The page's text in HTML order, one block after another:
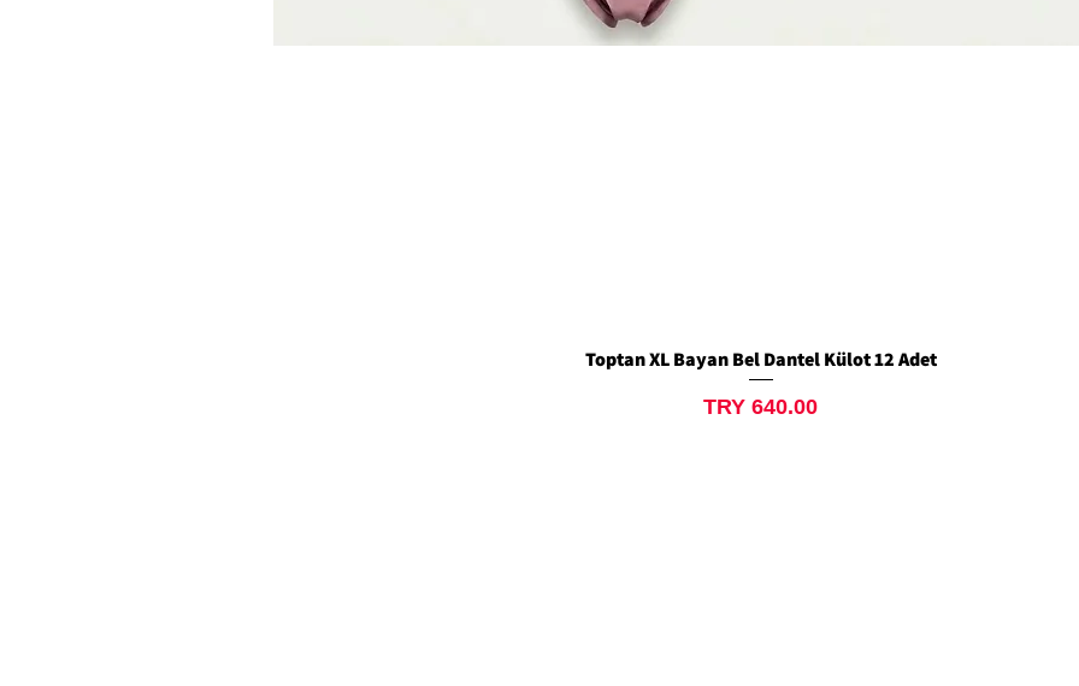
Quick View
Toptan XL Bayan Bel Dantel Külot 12 Adet
Price
TRY 640.00